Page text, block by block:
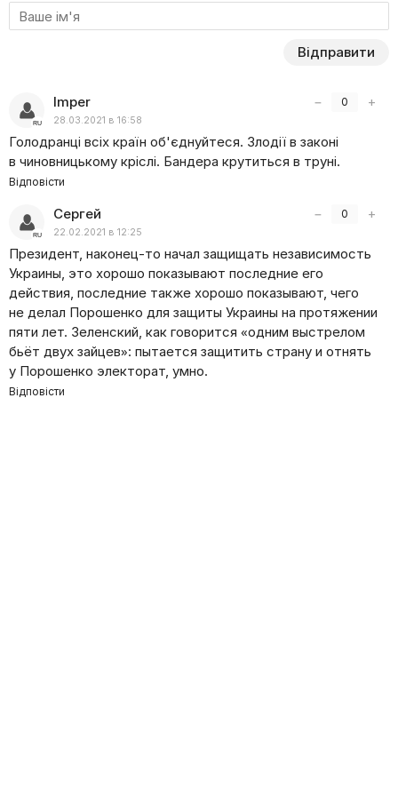
мовою про складні речі, а також орієнтуватиметься
на оптимізм, а не звинувачення у зраді.
Розбір відомих версій події, пошук невідомих сторін
це чекає глядача в ефірі передачі «100 хвилин з Оксаною
Гутцайт». Розібратися у складному — легко й випуски
передачі доведуть це.
Відправити
− 0 +
Imper
28.03.2021 в 16:58
Голодранці всіх країн об'єднуйтеся. Злодії в законі
в чиновницькому кріслі. Бандера крутиться в труні.
Відповісти
− 0 +
Сергей
22.02.2021 в 12:25
Президент, наконец-то начал защищать независимость
Украины, это хорошо показывают последние его
действия, последние также хорошо показывают, чего
не делал Порошенко для защиты Украины на протяжении
пяти лет. Зеленский, как говорится «одним выстрелом
бьёт двух зайцев»: пытается защитить страну и отнять
у Порошенко электорат, умно.
Відповісти